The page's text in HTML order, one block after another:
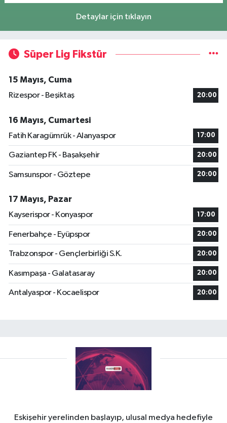
Detaylar için tıklayın
Süper Lig Fikstür
15 Mayıs, Cuma
Rizespor - Beşiktaş
20:00
16 Mayıs, Cumartesi
Fatih Karagümrük - Alanyaspor
17:00
Gaziantep FK - Başakşehir 20:00
Samsunspor - Göztepe 20:00
17 Mayıs, Pazar
Kayserispor - Konyaspor
17:00
Fenerbahçe - Eyüpspor 20:00
Trabzonspor - Gençlerbirliği S.K. 20:00
Kasımpaşa - Galatasaray 20:00
Antalyaspor - Kocaelispor 20:00
Eskişehir yerelinden başlayıp, ulusal medya hedefiyle